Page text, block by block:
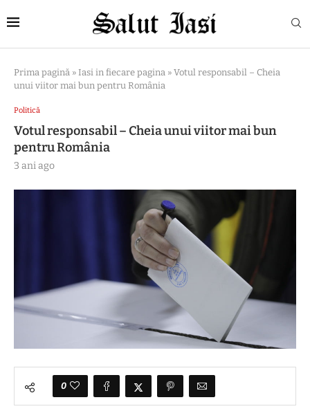
Prima pagină » Iasi in fiecare pagina » Votul responsabil – Cheia
unui viitor mai bun pentru România
Politică
Votul responsabil – Cheia unui viitor mai bun
pentru România
3 ani ago
0